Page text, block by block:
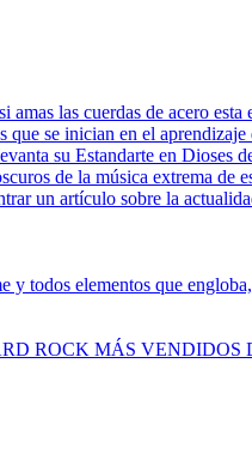
amas las cuerdas de acero
que se inician en el aprendizaje
su Estandarte en
de la música extrema de
un artículo sobre la
y todos elementos que
ROCK MÁS VENDIDOS